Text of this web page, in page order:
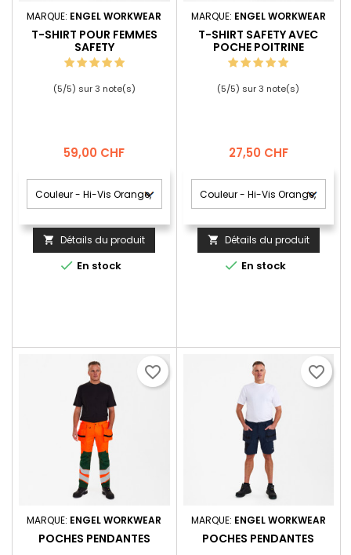
MARQUE: ENGEL WORKWEAR
T-SHIRT POUR FEMMES
SAFETY
(5/5) sur3 note(s)
Prix
59,00 CHF
 Détails du produit
 En stock
MARQUE: ENGEL WORKWEAR
T-SHIRT SAFETY AVEC
POCHE POITRINE
(5/5) sur3 note(s)
Prix
27,50 CHF
 Détails du produit
 En stock
MARQUE: ENGEL WORKWEAR
POCHES PENDANTES
favorite_border
MARQUE: ENGEL WORKWEAR
POCHES PENDANTES
favorite_border